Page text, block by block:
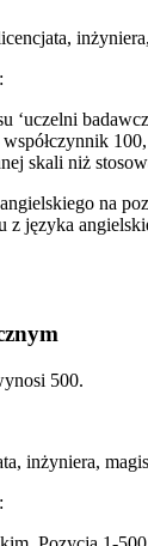
‘uczelni
skali niż
na
języka
500.
inżyniera,